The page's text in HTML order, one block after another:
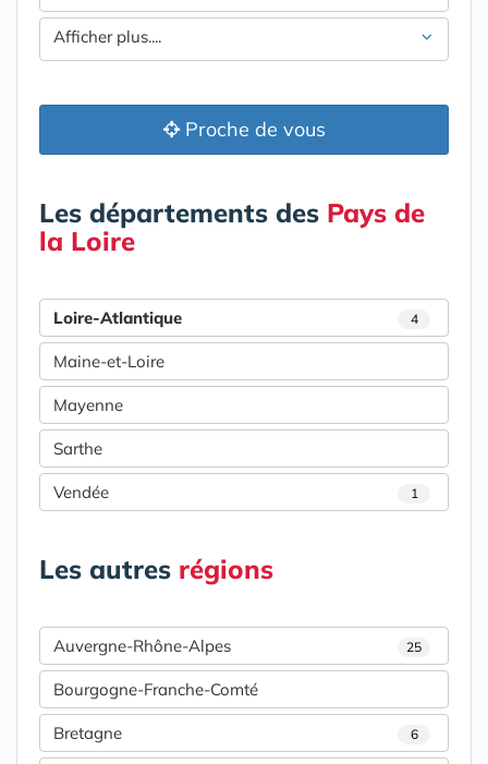
Afficher plus....
Proche de vous
Les départements des Pays de
la Loire
Loire-Atlantique 4
Maine-et-Loire
Mayenne
Sarthe
Vendée 1
Les autres régions
Auvergne-Rhône-Alpes 25
Bourgogne-Franche-Comté
Bretagne 6